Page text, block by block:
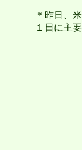
＊昨日、
１日に主